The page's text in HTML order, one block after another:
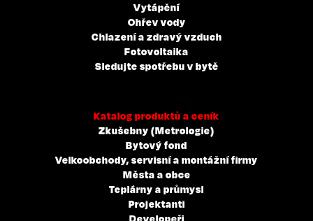
Vytápění
Ohřev vody
Chlazení a zdravý vzduch
Fotovoltaika
Sledujte spotřebu v bytě
Katalog produktů a ceník
Zkušebny (Metrologie)
Bytový fond
Velkoobchody, servisní a montážní firmy
Města a obce
Teplárny a průmysl
Projektanti
Developeři